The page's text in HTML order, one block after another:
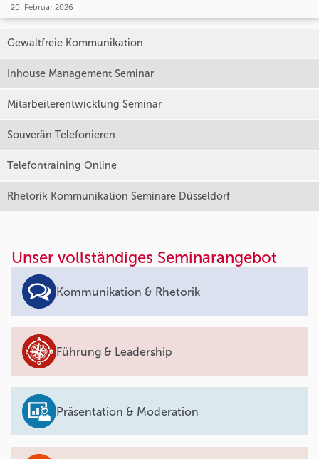
20. Februar 2026
Gewaltfreie Kommunikation
Inhouse Management Seminar
Mitarbeiterentwicklung Seminar
Souverän Telefonieren
Telefontraining Online
Rhetorik Kommunikation Seminare Düsseldorf
Unser vollständiges Seminarangebot
Kommunikation & Rhetorik
Führung & Leadership
Präsentation & Moderation